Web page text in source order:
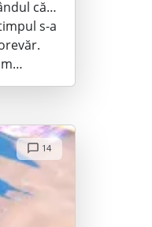
că…
s-a
14